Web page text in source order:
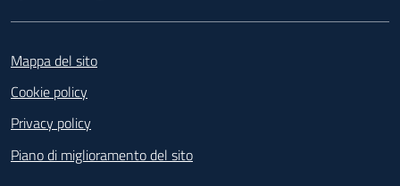
Mappa del sito
Cookie policy
Privacy policy
Piano di miglioramento del sito